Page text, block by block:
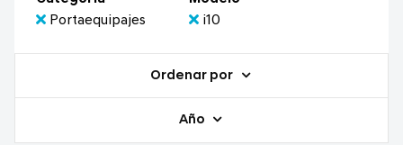
Portaequipajes
i10
Ordenar por
Año